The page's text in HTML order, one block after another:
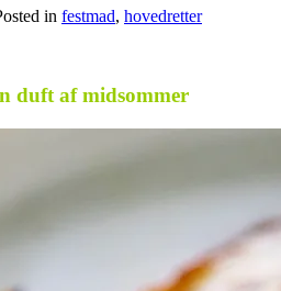
in festmad, hovedretter
duft af midsommer